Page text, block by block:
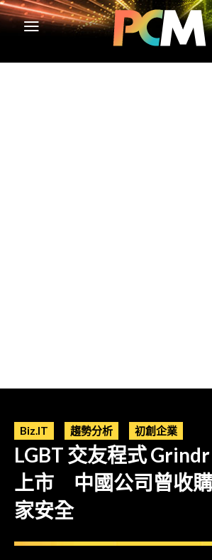
Biz.IT 趨勢分析 初創企業
LGBT 交友程式 Grindr
上市 中國公司曾收
家安全